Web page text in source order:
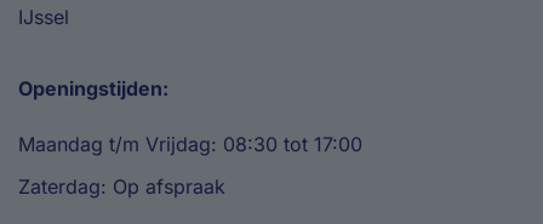
IJssel
Openingstijden:
Maandag t/m Vrijdag: 08:30 tot 17:00
Zaterdag: Op afspraak